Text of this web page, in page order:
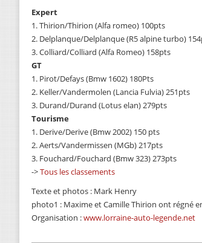
Expert
1. Thirion/Thirion (Alfa romeo) 100pts
2. Delplanque/Delplanque (R5 alpine turbo)
3. Colliard/Colliard (Alfa Romeo) 158pts
GT
1. Pirot/Defays (Bmw 1602) 180Pts
2. Keller/Vandermolen (Lancia Fulvia) 251pts
3. Durand/Durand (Lotus elan) 279pts
Tourisme
1. Derive/Derive (Bmw 2002) 150 pts
2. Aerts/Vandermissen (MGb) 217pts
3. Fouchard/Fouchard (Bmw 323) 273pts
->Tous les classements
Texte et photos : Mark Henry
photo1 : Maxime et Camille Thirion ont régné
Organisation :www.lorraine-auto-legende.net